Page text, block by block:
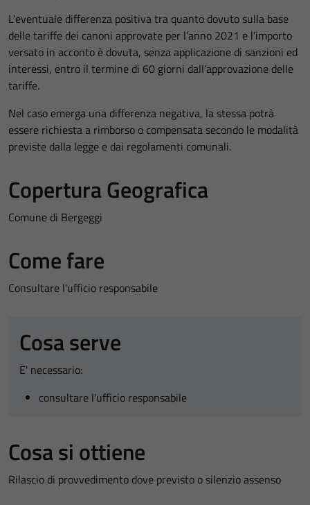
L’eventuale differenza positiva tra quanto dovuto sulla base
delle tariffe dei canoni approvate per l’anno 2021 e l’importo
versato in acconto è dovuta, senza applicazione di sanzioni ed
interessi, entro il termine di 60 giorni dall’approvazione delle
tariffe.
Nel caso emerga una differenza negativa, la stessa potrà
essere richiesta a rimborso o compensata secondo le modalità
previste dalla legge e dai regolamenti comunali.
Copertura Geografica
Comune di Bergeggi
Come fare
Consultare l'ufficio responsabile
Cosa serve
E' necessario:
consultare l'ufficio responsabile
Cosa si ottiene
Rilascio di provvedimento dove previsto o silenzio assenso